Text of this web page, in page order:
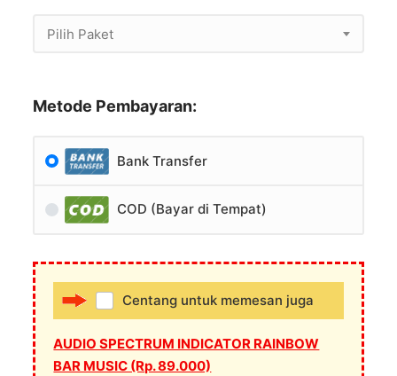
Pilih Paket
Metode Pembayaran:
Bank Transfer
COD (Bayar di Tempat)
Centang untuk memesan juga
AUDIO SPECTRUM INDICATOR RAINBOW
BAR MUSIC (Rp. 89.000)